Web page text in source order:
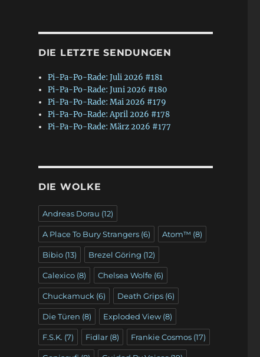
DIE LETZTE SENDUNGEN
Pi-Pa-Po-Rade: Juli 2026 #181
Pi-Pa-Po-Rade: Juni 2026 #180
Pi-Pa-Po-Rade: Mai 2026 #179
Pi-Pa-Po-Rade: April 2026 #178
Pi-Pa-Po-Rade: März 2026 #177
DIE WOLKE
Andreas Dorau (12)
A Place To Bury Strangers(6) Atom™ (8)
Bibio(13) Brezel Göring (12)
Calexico(8) Chelsea Wolfe(6)
Chuckamuck (6) Death Grips(6)
Die Türen (8) Exploded View(8)
F.S.K. (7) Fidlar(8) Frankie Cosmos(17)